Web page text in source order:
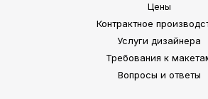
Цены
Контрактное
Услуги дизайнера
Требования к
Вопросы и ответы